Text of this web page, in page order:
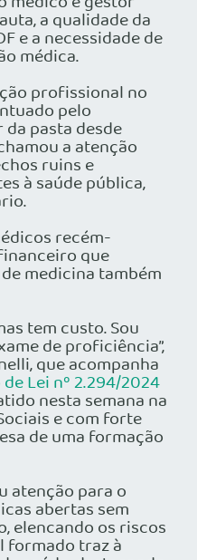
a qualidade da
e a necessidade de
médica.
profissional no
pelo
pasta desde
a atenção
ruins e
à saúde pública,
recém-
que
medicina também
tem custo. Sou
de proficiência”,
que acompanha
Lei nº 2.294/2024
nesta semana na
e com forte
de uma formação
atenção para o
abertas sem
elencando os riscos
formado traz à